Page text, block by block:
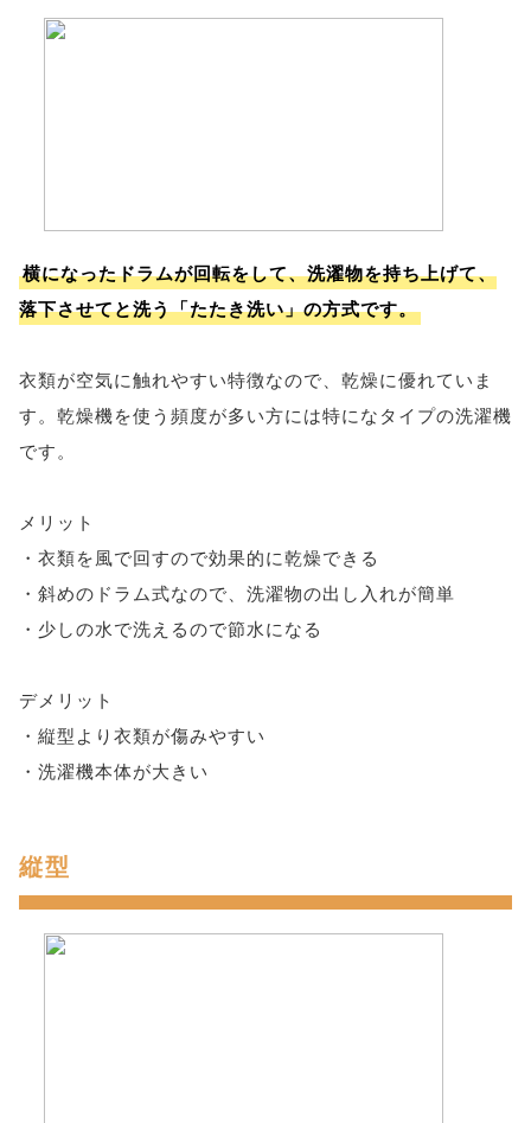
横になったドラムが回転をして、洗濯物を持ち上げて、
落下させてと洗う「たたき洗い」の方式です。
衣類が空気に触れやすい特徴なので、乾燥に優れていま
す。乾燥機を使う頻度が多い方には特になタイプの洗濯機
です。
メリット
・衣類を風で回すので効果的に乾燥できる
・斜めのドラム式なので、洗濯物の出し入れが簡単
・少しの水で洗えるので節水になる
デメリット
・縦型より衣類が傷みやすい
・洗濯機本体が大きい
縦型